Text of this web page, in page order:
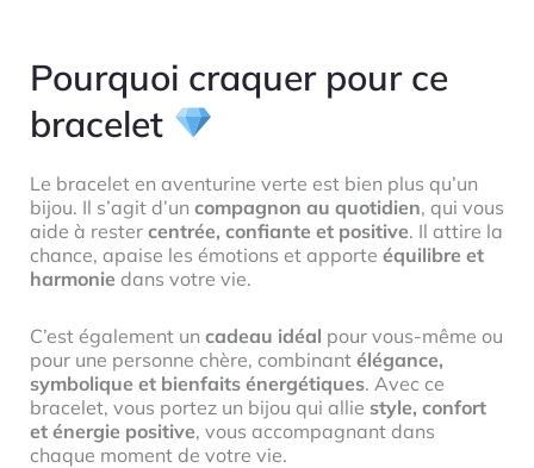
Pourquoi craquer pour ce
bracelet
Le bracelet en aventurine verte est bien plus qu’un
bijou. Il s’agit d’un compagnon au quotidien, qui vous
aide à rester centrée, confiante et positive. Il attire la
chance, apaise les émotions et apporte équilibre et
harmonie dans votre vie.
C’est également un cadeau idéal pour vous-même ou
pour une personne chère, combinant élégance,
symbolique et bienfaits énergétiques. Avec ce
bracelet, vous portez un bijou qui allie style, confort
et énergie positive, vous accompagnant dans
chaque moment de votre vie.